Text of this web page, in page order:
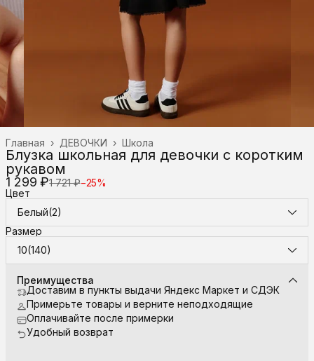
Школа
ДЕВОЧКИ ›
Главная ›
Блузка школьная для девочки с коротким
рукавом
1 299 ₽1 721 ₽−25%
Цвет
Белый(2)
Размер
10(140)
Преимущества
Доставим в пункты выдачи Яндекс Маркет и СДЭК
Примерьте товары и верните неподходящие
Оплачивайте после примерки
Удобный возврат